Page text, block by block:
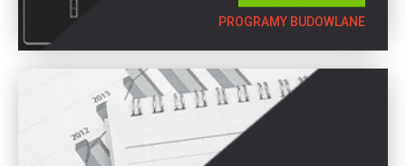
PROGRAMY BUDOWLANE